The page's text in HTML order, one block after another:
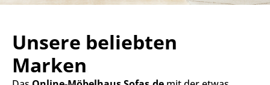
Unsere beliebten
Marken